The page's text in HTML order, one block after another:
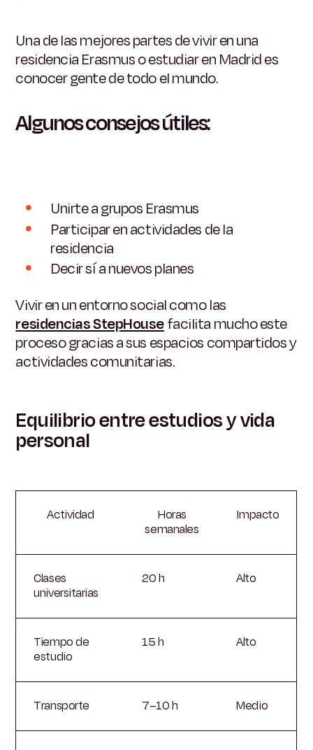
Una de las mejores partes de vivir en una
residencia Erasmus o estudiar en Madrid es
conocer gente de todo el mundo.
Algunos consejos útiles:
Unirte a grupos Erasmus
Participar en actividades de la
residencia
Decir sí a nuevos planes
Vivir en un entorno social como las
residencias StepHousefacilita mucho este
proceso gracias a sus espacios compartidos y
actividades comunitarias.
Equilibrio entre estudios y vida
personal
Actividad
Horas
semanales
Impacto
Clases
universitarias
20 h Alto
Tiempo de
estudio
15 h Alto
Transporte 7–10 h Medio